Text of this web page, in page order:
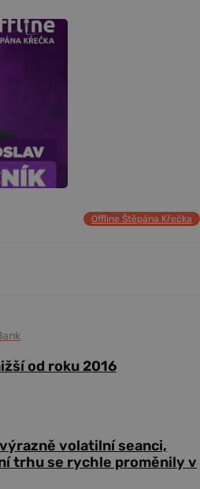
Offline Štěpána Křečka
od roku 2016
volatilní seanci,
trhu se rychle proměnily v